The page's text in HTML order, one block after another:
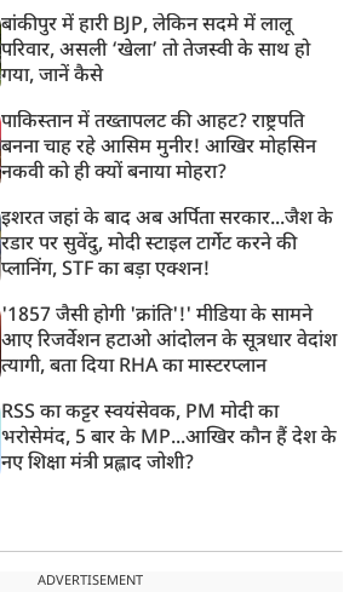
बांकीपुर में हारी BJP, लेकिन सदमे में लालू
परिवार, असली ‘खेला’ तो तेजस्वी के साथ हो
गया, जानें कैसे
पाकिस्तान में तख्तापलट की आहट? राष्ट्रपति
बनना चाह रहे आसिम मुनीर! आखिर मोहसिन
नकवी को ही क्यों बनाया मोहरा?
इशरत जहां के बाद अब अर्पिता सरकार...जैश के
रडार पर सुवेंदु, मोदी स्टाइल टार्गेट करने की
प्लानिंग, STF का बड़ा एक्शन!
'1857 जैसी होगी 'क्रांति'!' मीडिया के सामने
आए रिजर्वेशन हटाओ आंदोलन के सूत्रधार वेदांश
त्यागी, बता दिया RHA का मास्टरप्लान
RSS का कट्टर स्वयंसेवक, PM मोदी का
भरोसेमंद, 5 बार के MP...आखिर कौन हैं देश के
नए शिक्षा मंत्री प्रह्लाद जोशी?
ADVERTISEMENT